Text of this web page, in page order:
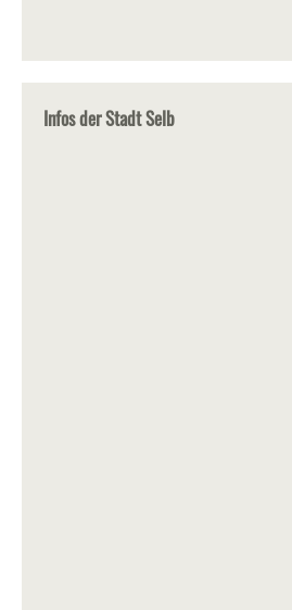
Infos der Stadt Selb